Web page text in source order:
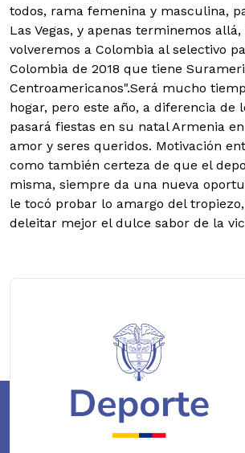
todos, rama femenina y masculina,
Las Vegas, y apenas terminemos
volveremos a Colombia al selectivo
Colombia de 2018 que tiene
Centroamericanos".Será mucho
hogar, pero este año, a diferencia de
pasará fiestas en su natal Armenia
amor y seres queridos. Motivación
como también certeza de que el
misma, siempre da una nueva
le tocó probar lo amargo del
deleitar mejor el dulce sabor de la